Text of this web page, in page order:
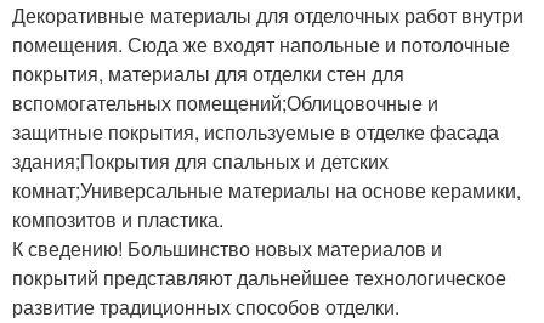
Декоративные материалы для отделочных работ внутри
помещения. Сюда же входят напольные и потолочные
покрытия, материалы для отделки стен для
вспомогательных помещений;Облицовочные и
защитные покрытия, используемые в отделке фасада
здания;Покрытия для спальных и детских
комнат;Универсальные материалы на основе керамики,
композитов и пластика.
К сведению! Большинство новых материалов и
покрытий представляют дальнейшее технологическое
развитие традиционных способов отделки.